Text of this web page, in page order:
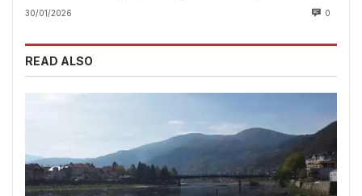
30/01/2026 0
READ ALSO